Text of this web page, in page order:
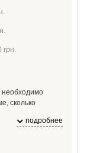
грн.
необходимо
сколько
подробнее